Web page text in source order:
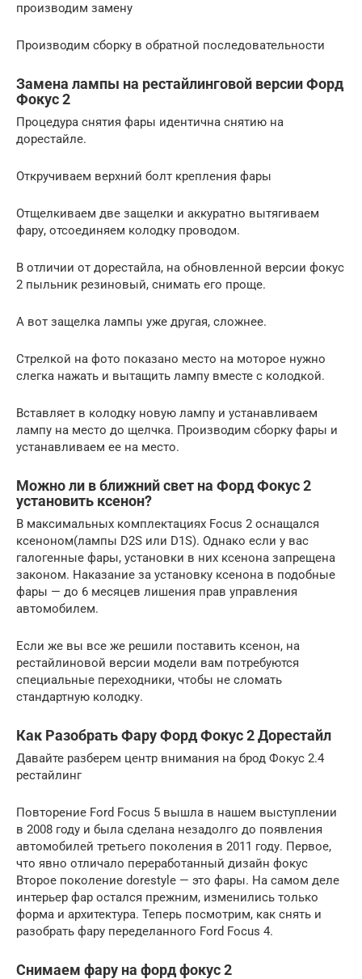
производим замену
Производим сборку в обратной последовательности
Замена лампы на рестайлинговой версии Форд
Фокус 2
Процедура снятия фары идентична снятию на
дорестайле.
Откручиваем верхний болт крепления фары
Отщелкиваем две защелки и аккуратно вытягиваем
фару, отсоединяем колодку проводом.
В отличии от дорестайла, на обновленной версии фокус
2 пыльник резиновый, снимать его проще.
А вот защелка лампы уже другая, сложнее.
Стрелкой на фото показано место на моторое нужно
слегка нажать и вытащить лампу вместе с колодкой.
Вставляет в колодку новую лампу и устанавливаем
лампу на место до щелчка. Производим сборку фары и
устанавливаем ее на место.
Можно ли в ближний свет на Форд Фокус 2
установить ксенон?
В максимальных комплектациях Focus 2 оснащался
ксеноном(лампы D2S или D1S). Однако если у вас
галогенные фары, установки в них ксенона запрещена
законом. Наказание за установку ксенона в подобные
фары — до 6 месяцев лишения прав управления
автомобилем.
Если же вы все же решили поставить ксенон, на
рестайлиновой версии модели вам потребуются
специальные переходники, чтобы не сломать
стандартную колодку.
Как Разобрать Фару Форд Фокус 2 Дорестайл
Давайте разберем центр внимания на брод Фокус 2.4
рестайлинг
Повторение Ford Focus 5 вышла в нашем выступлении
в 2008 году и была сделана незадолго до появления
автомобилей третьего поколения в 2011 году. Первое,
что явно отличало переработанный дизайн фокус
Второе поколение dorestyle — это фары. На самом деле
интерьер фар остался прежним, изменились только
форма и архитектура. Теперь посмотрим, как снять и
разобрать фару переделанного Ford Focus 4.
Снимаем фару на форд фокус 2